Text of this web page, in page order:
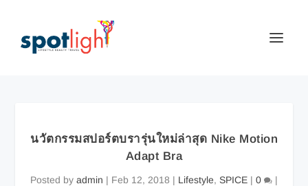
นวัตกรรมสปอร์ตบรารุ่นใหม่ล่าสุด Nike Motion
Adapt Bra
Posted by admin | Feb 12, 2018 | Lifestyle, SPICE | 0 |